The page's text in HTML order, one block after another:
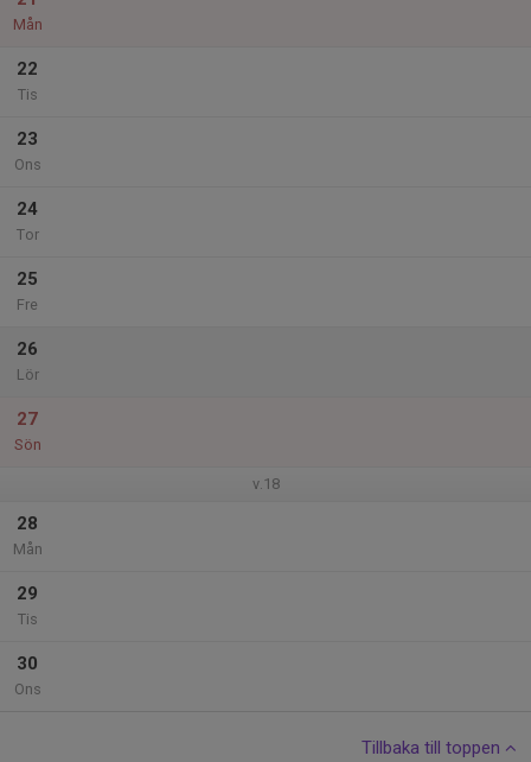
Mån
22
Tis
23
Ons
24
Tor
25
Fre
26
Lör
27
Sön
v.18
28
Mån
29
Tis
30
Ons
Tillbaka till toppen